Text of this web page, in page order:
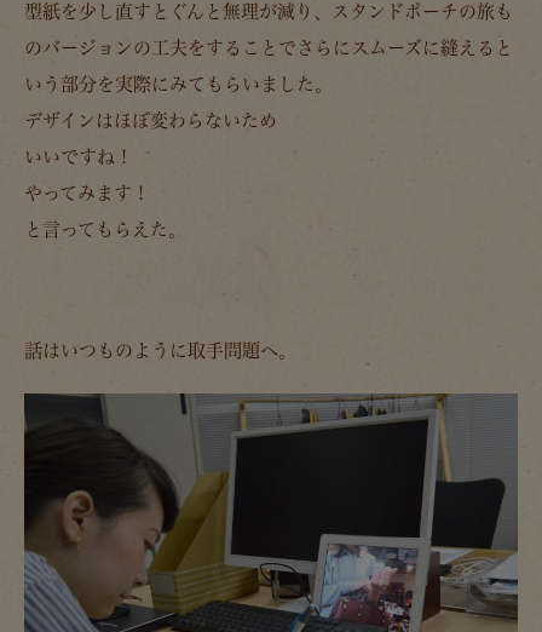
型紙を少し直すとぐんと無理が減り、スタンドポーチの旅も
のバージョンの工夫をすることでさらにスムーズに縫えると
いう部分を実際にみてもらいました。
デザインはほぼ変わらないため
いいですね！
やってみます！
と言ってもらえた。
話はいつものように取手問題へ。